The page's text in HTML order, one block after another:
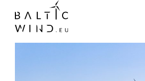
zawartości